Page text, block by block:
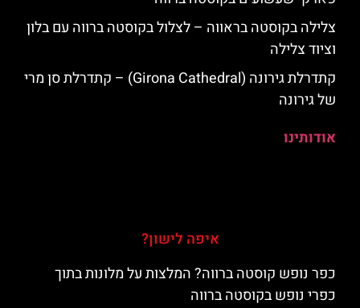
צלילה בקוסטה בראווה – לצלול בקוסטה ברווה עם בלון
וציוד צלילה
קתדרלת גירונה (Girona Cathedral) – קתדרלת סן מרי
של גירונה
אודותינו
איפה לישון?
כפר נופש קוסטה ברווה? המלצות על מלונות בתוך
כפרי נופש בקוסטה ברווה